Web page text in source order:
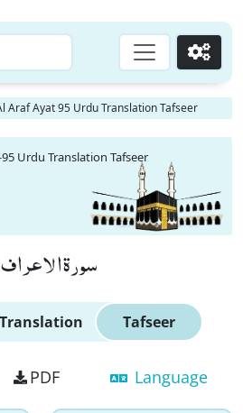
Go
Araf Ayat 95 Urdu Translation Tafseer
Urdu Translation Tafseer
سورة الاعراف
Translation Tafseer
PDF Language